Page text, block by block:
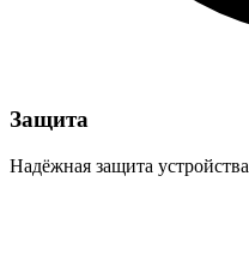
Защита
Надёжная защита устройства